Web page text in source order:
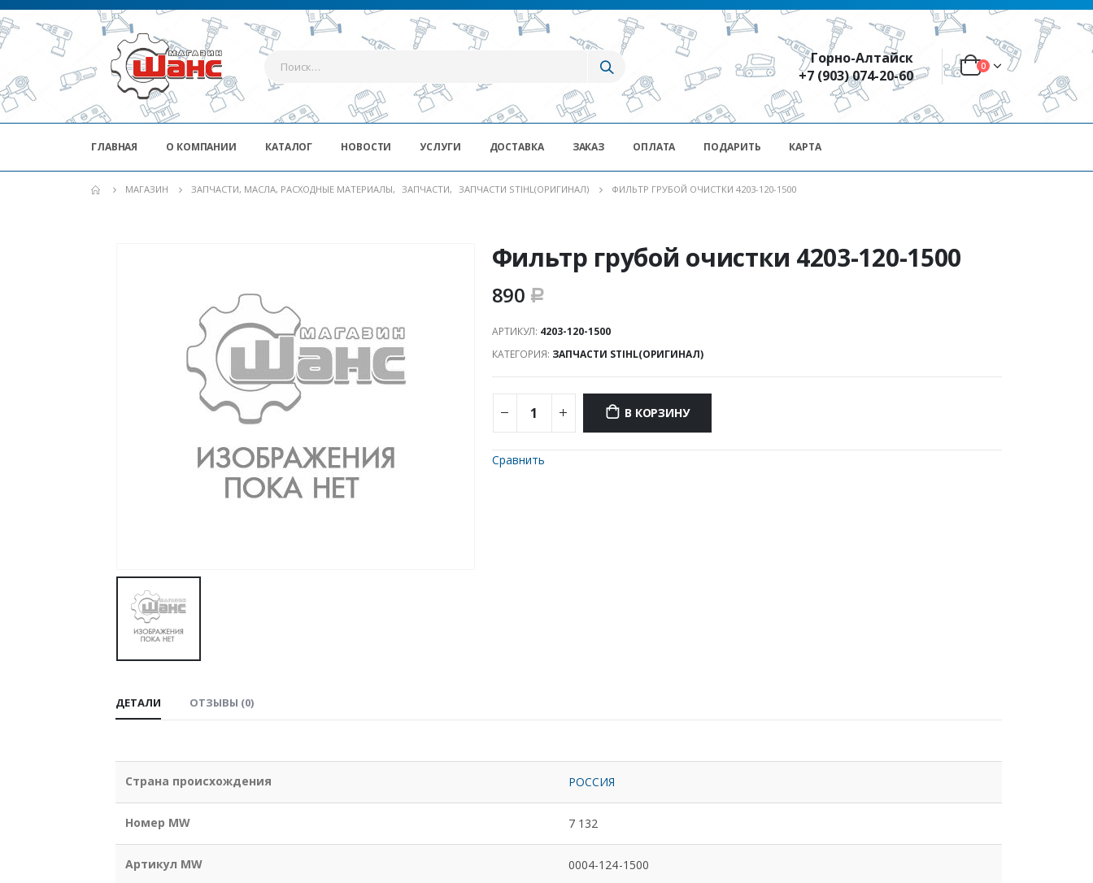
Горно-Алтайск
+7 (903) 074-20-60
0
ГЛАВНАЯ О КОМПАНИИ КАТАЛОГ НОВОСТИ УСЛУГИ ДОСТАВКА ЗАКАЗ ОПЛАТА ПОДАРИТЬ КАРТА
МАГАЗИН ЗАПЧАСТИ, МАСЛА, РАСХОДНЫЕ МАТЕРИАЛЫ, ЗАПЧАСТИ, ЗАПЧАСТИ STIHL(ОРИГИНАЛ) ФИЛЬТР ГРУБОЙ ОЧИСТКИ 4203-120-1500
Фильтр грубой очистки 4203-120-1500
890 Р
АРТИКУЛ: 4203-120-1500
КАТЕГОРИЯ: ЗАПЧАСТИ STIHL(ОРИГИНАЛ)
В КОРЗИНУ
Сравнить
ДЕТАЛИ ОТЗЫВЫ (0)
Страна происхождения РОССИЯ
Номер MW 7 132
Артикул MW 0004-124-1500